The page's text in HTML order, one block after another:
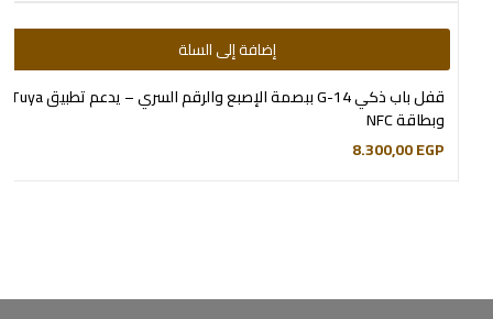
إضافة إلى السلة
قفل باب ذكي G-14 ببصمة الإصبع والرقم السري – يدعم تطبيق Tuya
وبطاقة NFC
8.300,00EGP